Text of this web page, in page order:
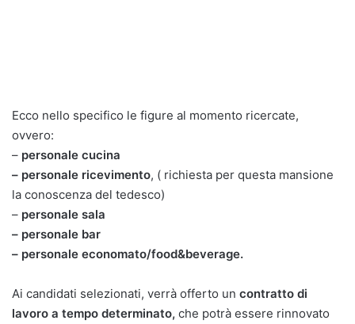
Ecco nello specifico le figure al momento ricercate,
ovvero:
– personale cucina
– personale ricevimento, ( richiesta per questa mansione
la conoscenza del tedesco)
– personale sala
– personale bar
– personale economato/food&beverage.
Ai candidati selezionati, verrà offerto un contratto di
lavoro a tempo determinato, che potrà essere rinnovato